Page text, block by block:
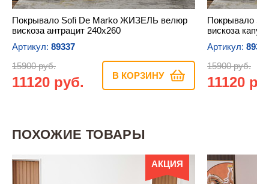
Покрывало Sofi De Marko ЖИЗЕЛЬ велюр
вискоза антрацит 240х260
Артикул: 89337
15900 руб.
11120 руб. В КОРЗИНУ
Покрывало
вискоза
Артикул:
15900 руб.
11120
ПОХОЖИЕ ТОВАРЫ
АКЦИЯ